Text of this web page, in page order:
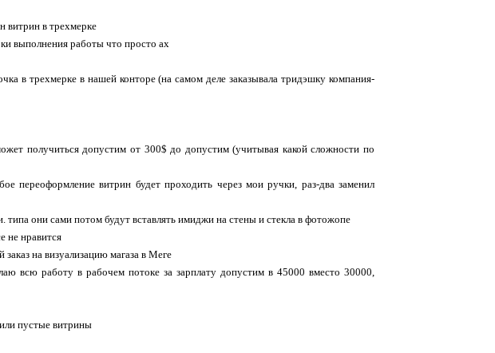
витрин в трехмерке
выполнения работы что просто ах
в трехмерке в нашей конторе (на самом деле заказывала тридэшку компания-
получиться допустим от 300$ до допустим (учитывая какой сложности по
переоформление витрин будет проходить через мои ручки, раз-два заменил
они сами потом будут вставлять имиджи на стены и стекла в фотожопе
не нравится
на визуализацию магаза в Меге
всю работу в рабочем потоке за зарплату допустим в 45000 вместо 30000,
пустые витрины